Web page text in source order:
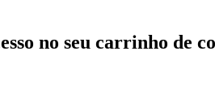
no seu carrinho de